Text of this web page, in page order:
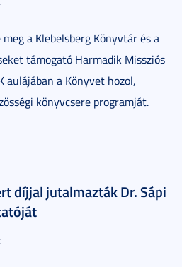
a Klebelsberg Könyvtár és a
támogató Harmadik Missziós
aulájában a Könyvet hozol,
könyvcsere programját.
díjjal jutalmazták Dr. Sápi